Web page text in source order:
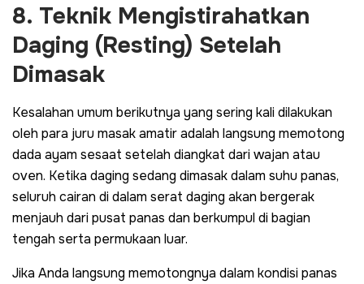
8. Teknik Mengistirahatkan
Daging (Resting) Setelah
Dimasak
Kesalahan umum berikutnya yang sering kali dilakukan
oleh para juru masak amatir adalah langsung memotong
dada ayam sesaat setelah diangkat dari wajan atau
oven. Ketika daging sedang dimasak dalam suhu panas,
seluruh cairan di dalam serat daging akan bergerak
menjauh dari pusat panas dan berkumpul di bagian
tengah serta permukaan luar.
Jika Anda langsung memotongnya dalam kondisi panas